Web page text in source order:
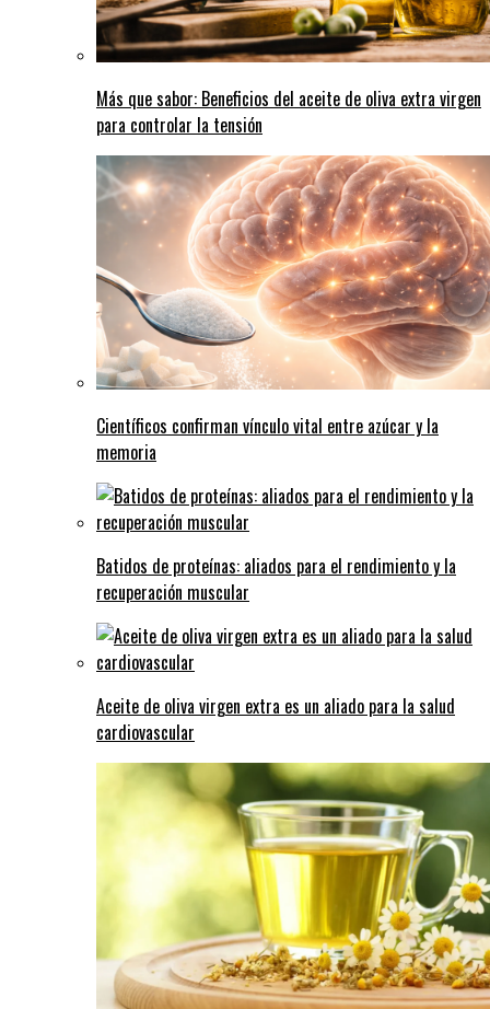
Más que sabor: Beneficios del aceite de oliva extra virgen
para controlar la tensión
Científicos confirman vínculo vital entre azúcar y la
memoria
Batidos de proteínas: aliados para el rendimiento y la
recuperación muscular
Aceite de oliva virgen extra es un aliado para la salud
cardiovascular